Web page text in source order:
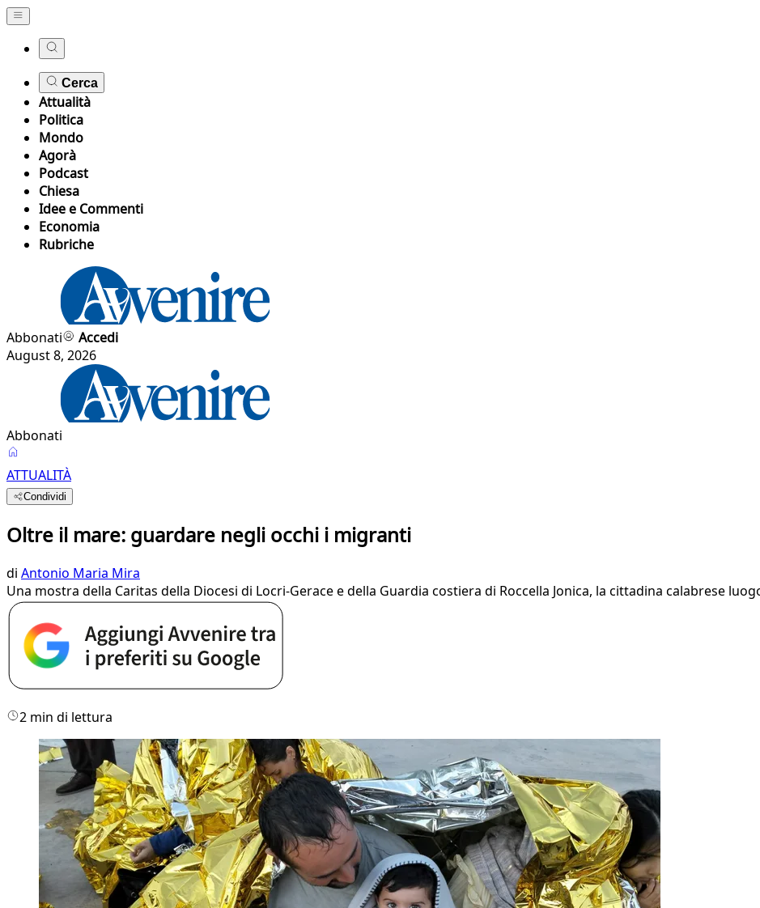
Cerca
Attualità
Politica
Mondo
Agorà
Podcast
Chiesa
Idee e Commenti
Economia
Rubriche
Abbonati
Accedi
August 8, 2026
Abbonati
ATTUALITÀ
Condividi
Oltre il mare: guardare negli occhi i migranti
di Antonio Maria Mira
Una mostra della Caritas della Diocesi di Locri-Gerace e della Guardia costiera di Roccella Jonica, la cittadina calabrese
2 min di lettura